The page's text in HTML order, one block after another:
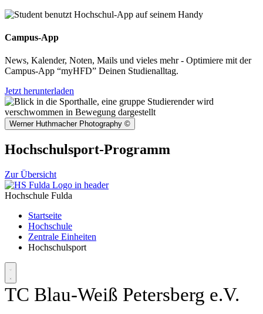
Campus-App
News, Kalender, Noten, Mails und vieles mehr - Optimiere mit der
Campus-App “myHFD” Deinen Studienalltag.
Jetzt herunterladen
Werner Huthmacher Photography ©
Hochschulsport-Programm
Zur Übersicht
Hochschule Fulda
Startseite
Hochschule
Zentrale Einheiten
Hochschulsport
TC Blau-Weiß Petersberg e.V.